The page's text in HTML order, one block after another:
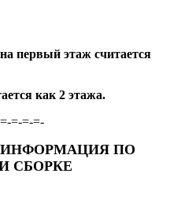
первый этаж считается
как 2 этажа.
=-=-=-
ПО
СБОРКЕ